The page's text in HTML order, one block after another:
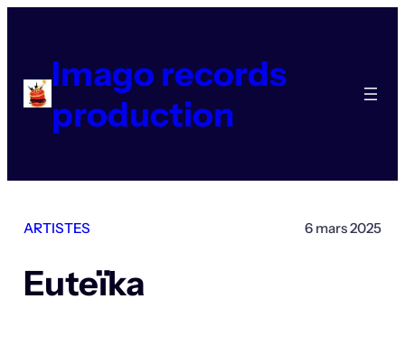
contenuImago records
production
ARTISTES 6 mars 2025
Euteïka